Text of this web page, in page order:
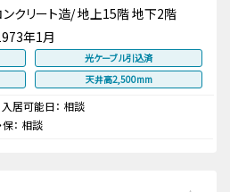
クリート造/ 地上15階 地下2階
年1月
光ケーブル引込済
天井高2,500mm
入居可能日： 相談
： 相談